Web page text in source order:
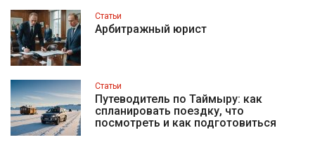
Статьи
Арбитражный юрист
Статьи
Путеводитель по Таймыру: как
спланировать поездку, что
посмотреть и как подготовиться